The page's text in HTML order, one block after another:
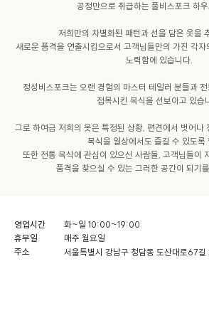
공정만으로 취급하는 풀비스포크 하
저희만의 차별화된 패턴과 선을 담은 옷을
새로운 품격을 연출시킴으로서 고객님들만의 가진 각
노력함에 있습니다.
정성비스포크는 오랜 경험의 마스터 테일러 분들과
접목시킨 복식을 선보이고 있습
그로 하여금 저희의 옷은 특정된 상황, 편견에서 벗어나
복식을 일상에서도 즐길 수 있도록
또한 전통 복식에 관심이 있으신 사람들, 고객님들이
영업시간
화~일 10:00~19:00
휴무일
매주 월요일
주소
서울특별시 강남구 청담동 도산대로67